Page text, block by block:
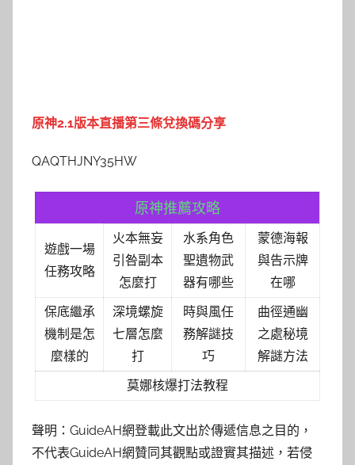
原神2.1版本直播第三條兌換碼分享
QAQTHJNY35HW
原神推薦攻略
遊戲一場
任務攻略
火本無妄
引咎副本
怎麼打
水系角色
聖遺物武
器有哪些
蒙德海報
與告示牌
在哪
保底繼承
機制是怎
麼樣的
深境螺旋
七層怎麼
打
時與風任
務解謎技
巧
曲徑通幽
之處秘境
解謎方法
莫娜核爆打法教程
聲明：GuideAH網登載此文出於傳遞信息之目的，
不代表GuideAH網贊同其觀點或證實其描述，若侵